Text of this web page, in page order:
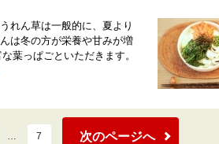
れん草は一般的に、夏より
は冬の方が栄養や甘みが増
葉っぱごといただきます。
… 7 次のページへ